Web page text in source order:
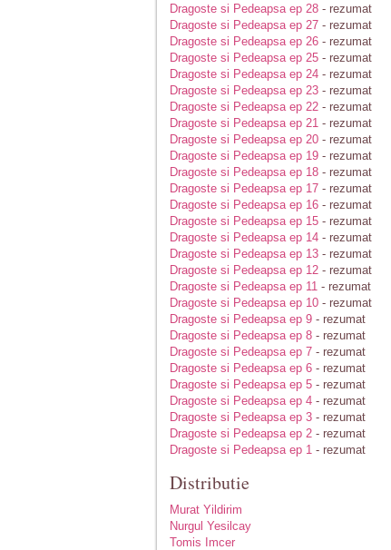
Dragoste si Pedeapsa ep 28 - rezumat
Dragoste si Pedeapsa ep 27 - rezumat
Dragoste si Pedeapsa ep 26 - rezumat
Dragoste si Pedeapsa ep 25 - rezumat
Dragoste si Pedeapsa ep 24 - rezumat
Dragoste si Pedeapsa ep 23 - rezumat
Dragoste si Pedeapsa ep 22 - rezumat
Dragoste si Pedeapsa ep 21 - rezumat
Dragoste si Pedeapsa ep 20 - rezumat
Dragoste si Pedeapsa ep 19 - rezumat
Dragoste si Pedeapsa ep 18 - rezumat
Dragoste si Pedeapsa ep 17 - rezumat
Dragoste si Pedeapsa ep 16 - rezumat
Dragoste si Pedeapsa ep 15 - rezumat
Dragoste si Pedeapsa ep 14 - rezumat
Dragoste si Pedeapsa ep 13 - rezumat
Dragoste si Pedeapsa ep 12 - rezumat
Dragoste si Pedeapsa ep 11 - rezumat
Dragoste si Pedeapsa ep 10 - rezumat
Dragoste si Pedeapsa ep 9 - rezumat
Dragoste si Pedeapsa ep 8 - rezumat
Dragoste si Pedeapsa ep 7 - rezumat
Dragoste si Pedeapsa ep 6 - rezumat
Dragoste si Pedeapsa ep 5 - rezumat
Dragoste si Pedeapsa ep 4 - rezumat
Dragoste si Pedeapsa ep 3 - rezumat
Dragoste si Pedeapsa ep 2 - rezumat
Dragoste si Pedeapsa ep 1 - rezumat
Distributie
Murat Yildirim
Nurgul Yesilcay
Tomis Imcer